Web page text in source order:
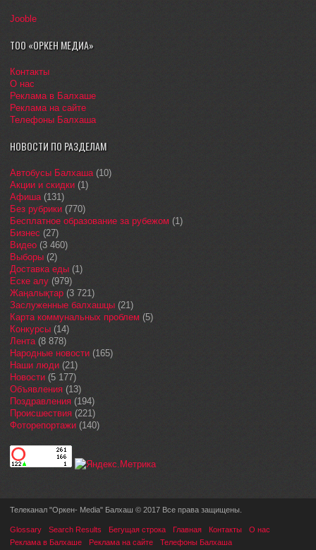
Jooble
ТОО «ОРКЕН МЕДИА»
Контакты
О нас
Реклама в Балхаше
Реклама на сайте
Телефоны Балхаша
НОВОСТИ ПО РАЗДЕЛАМ
Автобусы Балхаша(10)
Акции и скидки (1)
Афиша(131)
Без рубрики (770)
Бесплатное образование за рубежом (1)
Бизнес (27)
Видео (3 460)
Выборы (2)
Доставка еды (1)
Еске алу (979)
Жаңалықтар (3 721)
Заслуженные балхашцы (21)
Карта коммунальных проблем (5)
Конкурсы (14)
Лента(8 878)
Народные новости (165)
Наши люди (21)
Новости (5 177)
Объявления (13)
Поздравления (194)
Происшествия (221)
Фоторепортажи (140)
Телеканал "Оркен- Media" Балхаш © 2017 Все права защищены.
Glossary Search Results Бегущая строка Главная Контакты
О нас
Реклама в Балхаше
Реклама на сайте Телефоны Балхаша